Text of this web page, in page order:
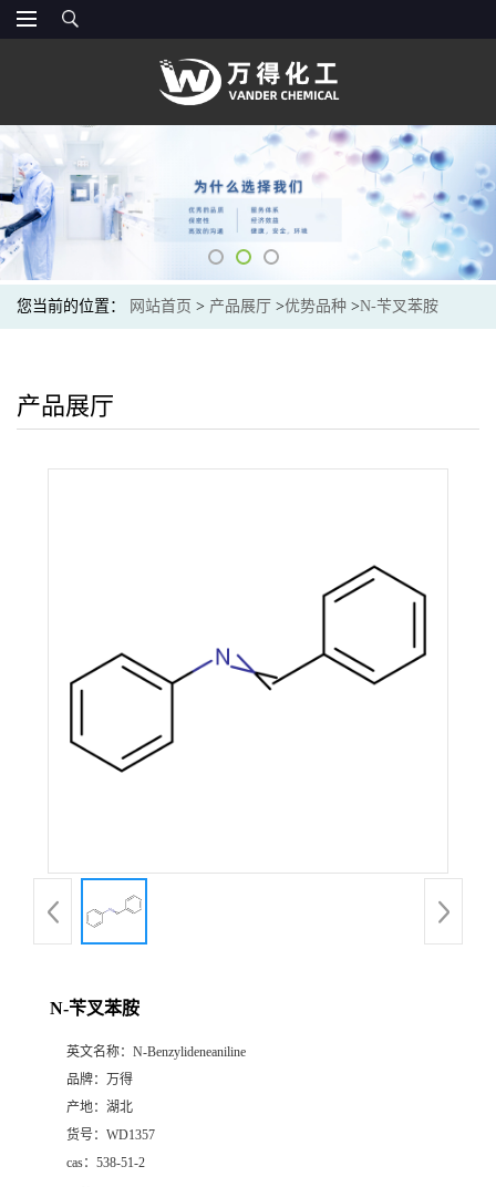
您当前的位置： 网站首页 > 产品展厅 >优势品种 >N-苄叉苯胺
产品展厅
N-苄叉苯胺
英文名称： N-Benzylideneaniline
品牌： 万得
产地： 湖北
货号： WD1357
cas： 538-51-2